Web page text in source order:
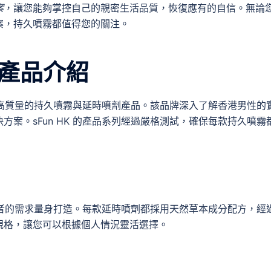
，讓您能夠掌控自己的親密生活品質，恢復應有的自信。無論
持久噴霧都值得您的關注。
品介紹
量的持久噴霧與延時噴劑產品。該品牌深入了解香港男性的
案。sFun HK 的產品系列經過嚴格測試，確保每款持久噴霧
需求量身打造。每款延時噴劑都採用天然草本成分配方，經
，讓您可以根據個人情況靈活選擇。